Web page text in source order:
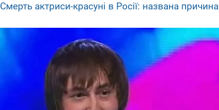
Смерть актриси-красуні в Росії: названа причина